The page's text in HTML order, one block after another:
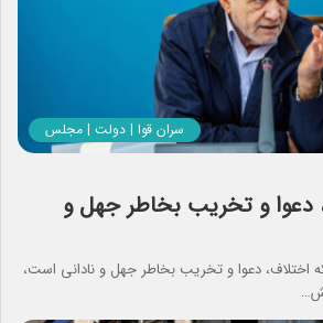
سران قوا | دولت | مجلس
دعوا و تخریب بخاطر جهل و
اختلاف، دعوا و تخریب بخاطر جهل و نادانی است،